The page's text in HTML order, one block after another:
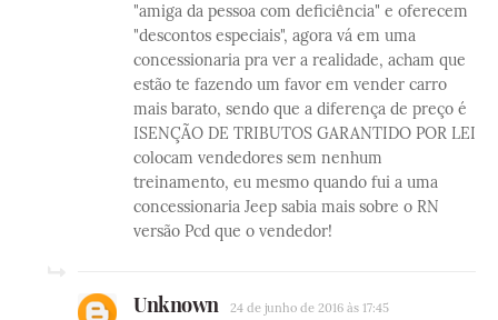
"amiga da pessoa com deficiência" e oferecem
"descontos especiais", agora vá em uma
concessionaria pra ver a realidade, acham que
estão te fazendo um favor em vender carro
mais barato, sendo que a diferença de preço é
ISENÇÃO DE TRIBUTOS GARANTIDO POR LEI
colocam vendedores sem nenhum
treinamento, eu mesmo quando fui a uma
concessionaria Jeep sabia mais sobre o RN
versão Pcd que o vendedor!
Unknown 24 de junho de 2016 às 17:45